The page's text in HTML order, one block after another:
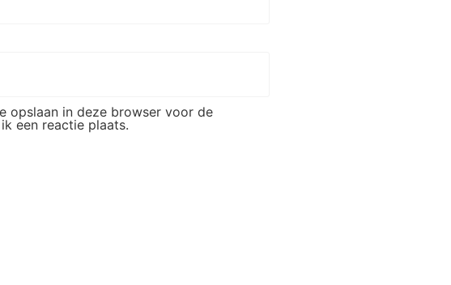
opslaan in deze browser voor de
een reactie plaats.